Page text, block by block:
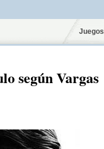
Juegos
según Vargas